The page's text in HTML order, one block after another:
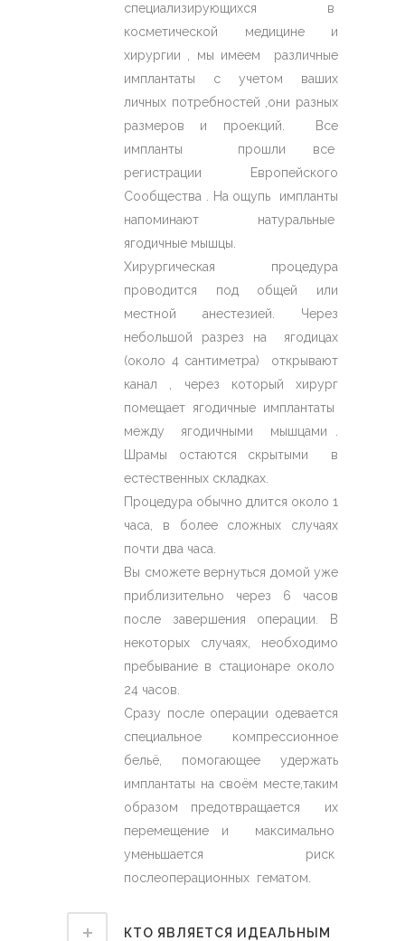
специализирующихся в
косметической медицине и
хирургии , мы имеем различные
имплантаты с учетом ваших
личных потребностей ,они разных
размеров и проекций. Все
импланты прошли все
регистрации Европейского
Сообщества . На ощупь импланты
напоминают натуральные
ягодичные мышцы.
Хирургическая процедура
проводится под общей или
местной анестезией. Через
небольшой разрез на ягодицах
(около 4 сантиметра) открывают
канал , через который хирург
помещает ягодичные имплантаты
между ягодичными мышцами .
Шрамы остаются скрытыми в
естественных складках.
Процедура обычно длится около 1
часа, в более сложных случаях
почти два часа.
Вы сможете вернуться домой уже
приблизительно через 6 часов
после завершения операции. В
некоторых случаях, необходимо
пребывание в стационаре около
24 часов.
Сразу после операции одевается
специальное компрессионное
бельё, помогающее удержать
имплантаты на своём месте,таким
образом предотвращается их
перемещение и максимально
уменьшается риск
послеоперационных гематом.
КТО ЯВЛЯЕТСЯ ИДЕАЛЬНЫМ